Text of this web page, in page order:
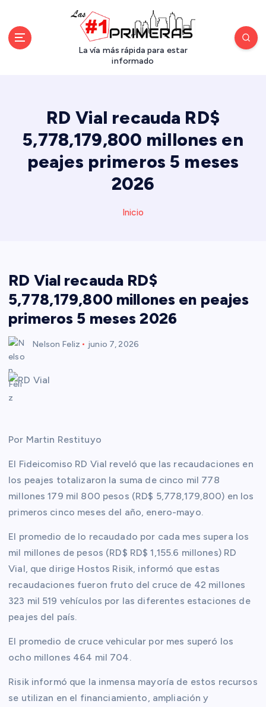
La vía más rápida para estar
informado
RD Vial recauda RD$
5,778,179,800 millones en
peajes primeros 5 meses
2026
Inicio
RD Vial recauda RD$
5,778,179,800 millones en peajes
primeros 5 meses 2026
Nelson Feliz junio 7, 2026
Por Martin Restituyo
El Fideicomiso RD Vial reveló que las recaudaciones en
los peajes totalizaron la suma de cinco mil 778
millones 179 mil 800 pesos (RD$ 5,778,179,800) en los
primeros cinco meses del año, enero-mayo.
El promedio de lo recaudado por cada mes supera los
mil millones de pesos (RD$ RD$ 1,155.6 millones) RD
Vial, que dirige Hostos Risik, informó que estas
recaudaciones fueron fruto del cruce de 42 millones
323 mil 519 vehículos por las diferentes estaciones de
peajes del país.
El promedio de cruce vehicular por mes superó los
ocho millones 464 mil 704.
Risik informó que la inmensa mayoría de estos recursos
se utilizan en el financiamiento, ampliación y